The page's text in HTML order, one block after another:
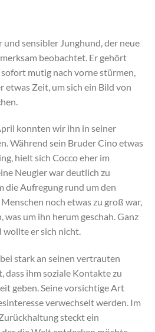
sensibler Junghund, der neue
beobachtet. Er gehört
mutig nach vorne stürmen,
etwas Zeit, um sich ein Bild von
konnten wir ihn in seiner
Während sein Bruder Cino etwas
hielt sich Cocco eher im
Neugier war deutlich zu
die Aufregung rund um den
noch etwas zu groß war,
um ihn herum geschah. Ganz
wollte er sich nicht.
stark an seinen vertrauten
dass ihm soziale Kontakte zu
geben. Seine vorsichtige Art
verwechselt werden. Im
steckt ein